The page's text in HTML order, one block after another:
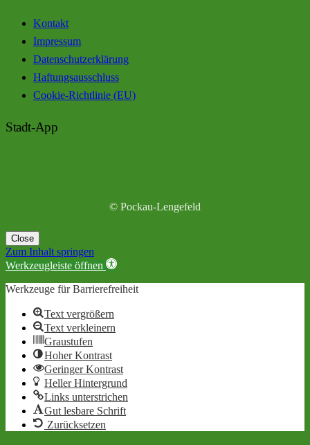
Kontakt
Impressum
Datenschutzerklärung
Haftungsausschluss
Cookie-Richtlinie (EU)
Stadt-App
© Pockau-Lengefeld
Close
Zum Inhalt springen
Werkzeugleiste öffnen
Werkzeuge für Barrierefreiheit
Text vergrößern
Text verkleinern
Graustufen
Hoher Kontrast
Geringer Kontrast
Heller Hintergrund
Links unterstrichen
Gut lesbare Schrift
Zurücksetzen